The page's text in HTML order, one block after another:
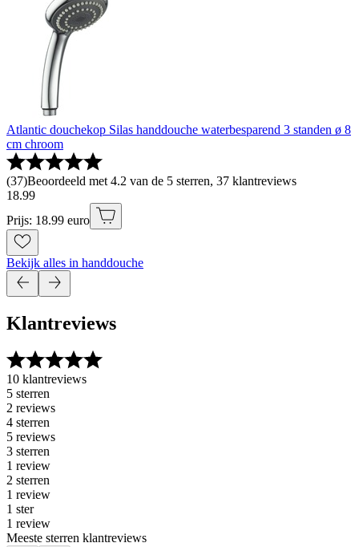
Atlantic douchekop Silas handdouche waterbesparend 3 standen ø 8
cm chroom
(37)Beoordeeld met 4.2 van de 5 sterren, 37 klantreviews
18.99
Prijs: 18.99 euro
Bekijk alles in handdouche
Klantreviews
10 klantreviews
5 sterren
2 reviews
4 sterren
5 reviews
3 sterren
1 review
2 sterren
1 review
1 ster
1 review
Meeste sterren klantreviews